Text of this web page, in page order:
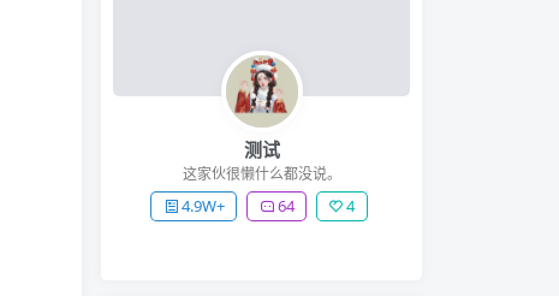
测试
这家伙很懒什么都没说。
4.9W+ 64 4